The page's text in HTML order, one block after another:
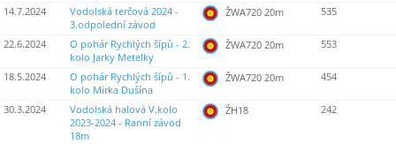
14.7.2024
Vodolská terčová 2024 -
3.odpolední závod
ŽWA720 20m 535
22.6.2024
O pohár Rychlých šípů - 2.
kolo Jarky Metelky
ŽWA720 20m 553
18.5.2024
O pohár Rychlých šípů - 1.
kolo Mirka Dušína
ŽWA720 20m 454
30.3.2024
Vodolská halová V.kolo
2023-2024 - Ranní závod
18m
ŽH18 242